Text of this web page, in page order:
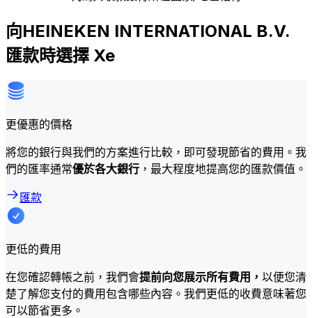
向HEINEKEN INTERNATIONAL B.V.
匯款時選擇 Xe
更優惠的價格
將您的銀行與我們的方案進行比較，即可發現節省的費用。我
們的匯率通常優於各大銀行 ，最大程度地提高您的匯款價值。
匯款
更低的費用
在您確認轉帳之前，我們會提前向您展示所有費用， 以便您清
楚了解您支付的費用包含哪些內容。我們更低的收費意味著您
可以節省更多。